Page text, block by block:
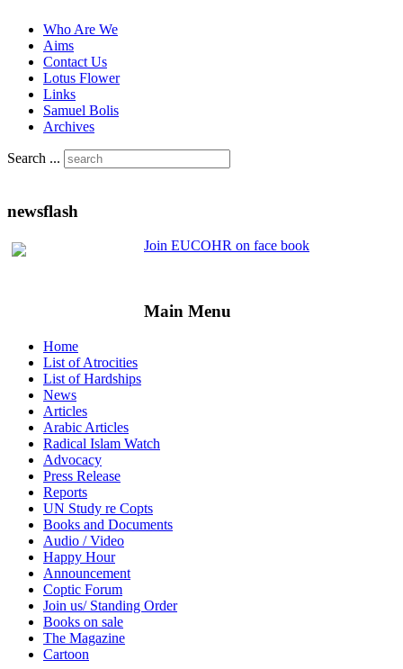
Who Are We
Aims
Contact Us
Lotus Flower
Links
Samuel Bolis
Archives
Search ...
newsflash
Join EUCOHR on face book
Main Menu
Home
List of Atrocities
List of Hardships
News
Articles
Arabic Articles
Radical Islam Watch
Advocacy
Press Release
Reports
UN Study re Copts
Books and Documents
Audio / Video
Happy Hour
Announcement
Coptic Forum
Join us/ Standing Order
Books on sale
The Magazine
Cartoon